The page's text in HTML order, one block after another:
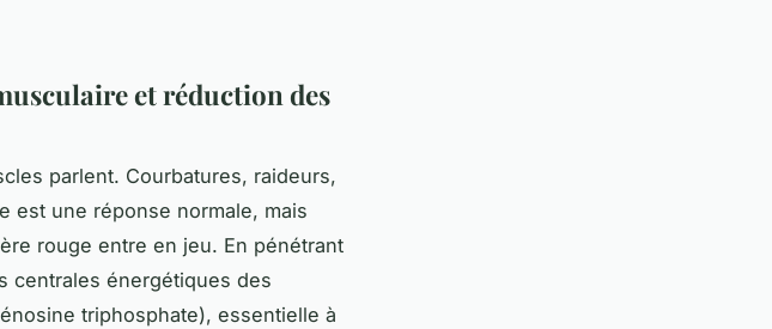
et réduction des
parlent. Courbatures, raideurs,
est une réponse normale, mais
rouge entre en jeu. En pénétrant
centrales énergétiques des
triphosphate), essentielle à